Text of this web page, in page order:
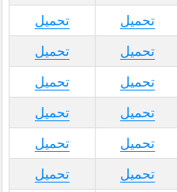
تحميل
تحميل
تحميل
تحميل
تحميل
تحميل
تحميل
تحميل
تحميل
تحميل
تحميل
تحميل